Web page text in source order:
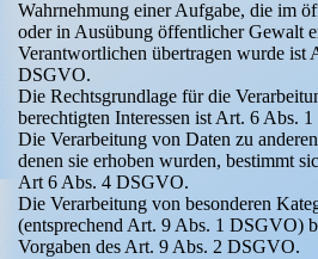
Wahrnehmung einer Aufgabe, die im
oder in Ausübung öffentlicher Gewalt
Verantwortlichen übertragen wurde ist
DSGVO.
Die Rechtsgrundlage für die
berechtigten Interessen ist Art. 6 Abs.
Die Verarbeitung von Daten zu
denen sie erhoben wurden, bestimmt
Art 6 Abs. 4 DSGVO.
Die Verarbeitung von besonderen
(entsprechend Art. 9 Abs. 1 DSGVO)
Vorgaben des Art. 9 Abs. 2 DSGVO.